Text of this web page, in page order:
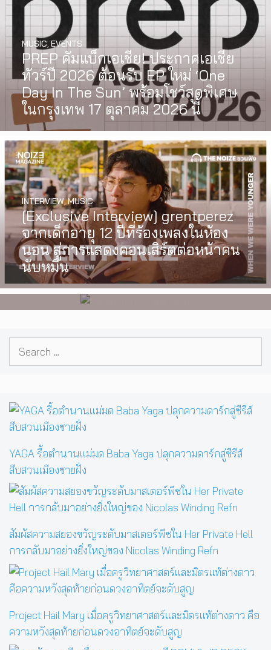
PREP คัมแบ็กเอเชีย! ประกาศเอเชีย
ทัวร์ปี 2026 ต้อนรับ EP ใหม่ ‘One
Day In The Sun’ พร้อมโชว์สุดพิเศษ
ในกรุงเทพ 17 ตุลาคม 2026 นี้
MUSIC EVENTS
[Exclusive Interview] grentperez
จากเด็กอายุ 12 ปีที่ร้องเพลงในห้อง
นอน สู่การแสดงคอนเสิร์ตต่อหน้าคน
นับหมื่น
INTERVIEW,MUSIC
I Wish You All the Best เรื่องราวของ
วัยรุ่นนอนไบนารี่ กับครอบครัวที่เขา
เลือกได้เอง ผลงานการกำกับ
ภาพยนตร์เรื่องแรกของ Tommy
Dorfman
WATCH,LGBTQIAN+
Search
YAGA รื้อตำนานแม่มด Baba Yaga ปลุกความดาร์กสู่ซีรีส์
สืบสวนเมืองชายฝั่ง
สัมผัสความสยองขวัญระดับมาสเตอร์พีซใน Her Private Hell
การกลับมาอย่างยิ่งใหญ่ของ Nicolas Winding Refn
Project Hail Mary เมื่อครูวิทยาศาสตร์และมิตรแท้ต่างดาว คือ
ความหวังสุดท้ายก่อนดวงอาทิตย์จะดับสูญ